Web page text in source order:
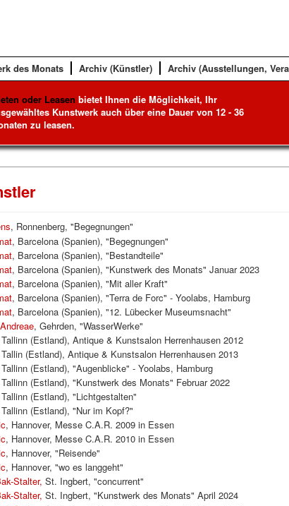
des Monats Archiv (Künstler) Archiv (Ausstellungen,
oder Leasen bietet Ihnen die Möglichkeit, Ihr
Kunstwerk auch über eine Dauer von 12 - 36
zu leasen.
, Ronnenberg, "Begegnungen"
, Barcelona (Spanien), "Begegnungen"
, Barcelona (Spanien), "Bestandteile"
, Barcelona (Spanien), "Kunstwerk des Monats" Januar 2023
, Barcelona (Spanien), "Mit aller Kraft"
, Barcelona (Spanien), "Terra de Forc" - Yoolabs, Hamburg
, Barcelona (Spanien), "12. Lübecker Museumsnacht"
, Gehrden, "WasserWerke"
(Estland), Antique & Kunstsalon Herrenhausen 2012
(Estland), Antique & Kunstsalon Herrenhausen 2013
(Estland), "Augenblicke" - Yoolabs, Hamburg
(Estland), "Kunstwerk des Monats" Februar 2022
(Estland), "Lichtgestalten"
(Estland), "Nur im Kopf?"
, Hannover, Messe C.A.R. 2009 in Essen
, Hannover, Messe C.A.R. 2010 in Essen
, Hannover, "Reisende"
, Hannover, "wo es langgeht"
Stalter, St. Ingbert, "concurrent"
Stalter, St. Ingbert, "Kunstwerk des Monats" April 2024